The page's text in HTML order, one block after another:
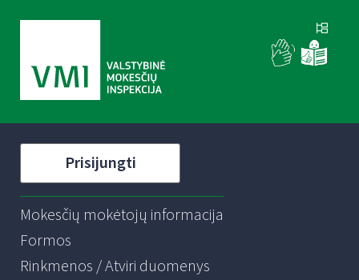
Prisijungti
Mokesčių mokėtojų informacija
Formos
Rinkmenos / Atviri duomenys